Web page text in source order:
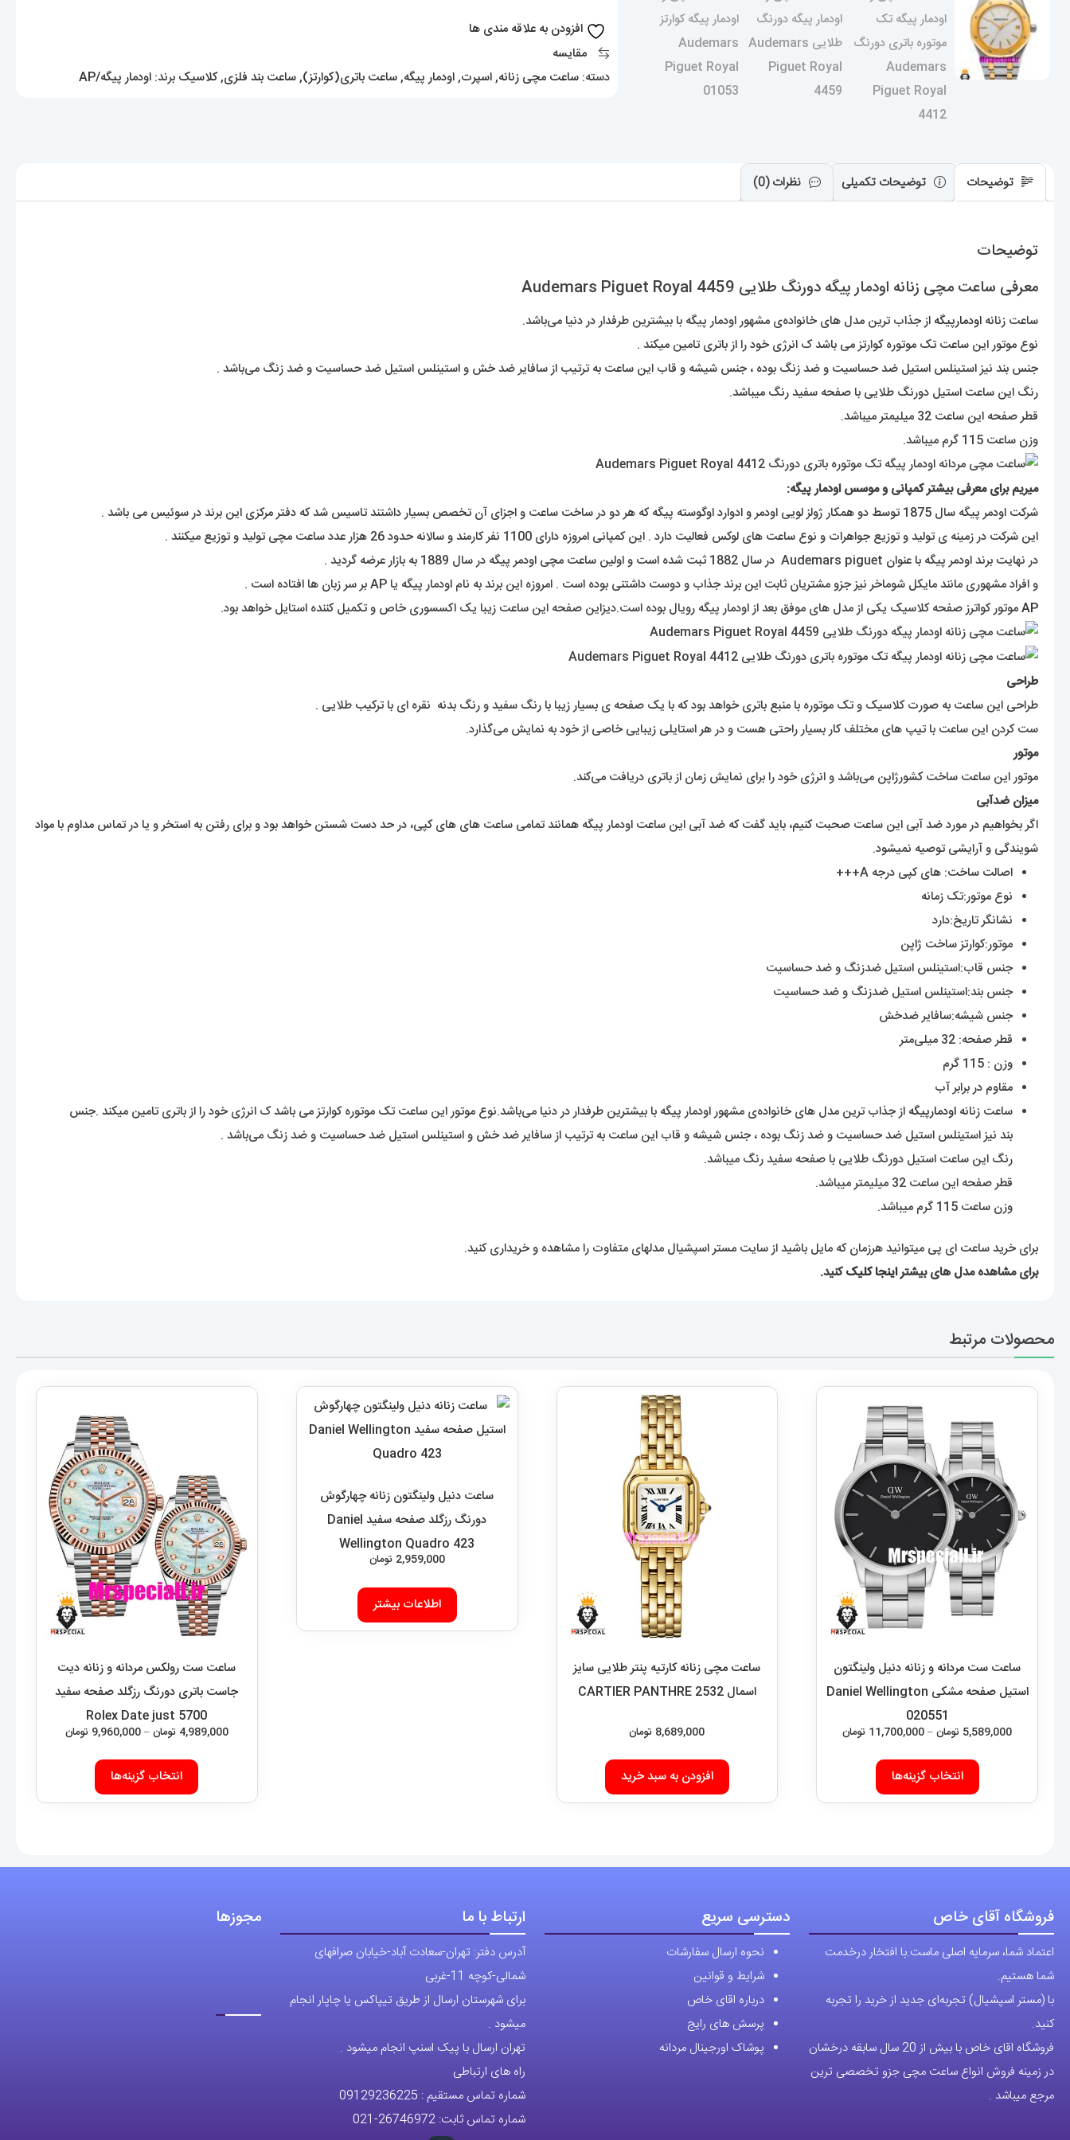
طلایی
Audemars
افزودن به علاقه مندی ها
مقایسه
دسته: ساعت مچی زنانه,اسپرت,اودمار پیگه,ساعت باتری(کوارتز),ساعت بند فلزی,کلاسیک برند: اودمار پیگه/AP
توضیحات توضیحات تکمیلی نظرات (0)
توضیحات
معرفی ساعت مچی زنانه اودمار پیگه دورنگ طلایی Audemars Piguet Royal 4459
ساعت زنانه اودمارپیگه از جذاب ترین مدل های خانواده‌ی مشهور اودمار پیگه با بیشترین طرفدار در دنیا می‌باشد.
نوع موتور این ساعت تک موتوره کوارتز می باشد ک انرژی خود را از باتری تامین میکند .
جنس بند نیز استینلس استیل ضد حساسیت و ضد زنگ بوده ، جنس شیشه و قاب این ساعت به ترتیب از سافایر ضد خش و استینلس استیل ضد حساسیت و ضد زنگ می‌باشد .
رنگ این ساعت استیل دورنگ طلایی با صفحه سفید رنگ میباشد.
قطر صفحه این ساعت 32 میلیمتر میباشد.
وزن ساعت 115 گرم میباشد.
میریم برای معرفی بیشتر کمپانی و موسس اودمار پیگه:
شرکت اودمر پیگه سال 1875 توسط دو همکار ژولز لویی اودمر و ادوارد اوگوسته پیگه که هر دو در ساخت ساعت و اجزای آن تخصص بسیار داشتند تاسیس شد که دفتر مرکزی این برند در سوئیس می باشد .
این شرکت در زمینه ی تولید و توزیع جواهرات و نوع ساعت های لوکس فعالیت دارد . این کمپانی امروزه دارای 1100 نفر کارمند و سالانه حدود 26 هزار عدد ساعت مچی تولید و توزیع میکنند .
در نهایت برند اودمر پیگه با عنوان Audemars piguet در سال 1882 ثبت شده است و اولین ساعت مچی اودمر پیگه در سال 1889 به بازار عرضه گردید .
و افراد مشهوری مانند مایکل شوماخر نیز جزو مشتریان ثابت این برند جذاب و دوست داشتنی بوده است . امروزه این برند به نام اودمار پیگه یا AP بر سر زبان ها افتاده است .
APموتور کواترز صفحه کلاسیک یکی از مدل های موفق بعد از اودمار پیگه رویال بوده است.دیزاین صفحه این ساعت زیبا یک اکسسوری خاص و تکمیل کننده استایل خواهد بود.
طراحی
طراحی این ساعت به صورت کلاسیک و تک موتوره با منبع باتری خواهد بود که با یک صفحه ی بسیار زیبا با رنگ سفید و رنگ بدنه نقره ای با ترکیب طلایی .
ست کردن این ساعت با تیپ های مختلف کار بسیار راحتی هست و در هر استایلی زیبایی خاصی از خود به نمایش می‌گذارد.
موتور
موتور این ساعت ساخت کشورژاپن می‌باشد و انرژی خود را برای نمایش زمان از باتری دریافت می‌کند.
میزان ضدآبی
اگر بخواهیم در مورد ضد آبی این ساعت صحبت کنیم، باید گفت که ضد آبی این ساعت اودمار پیگه همانند تمامی ساعت های های کپی، در حد دست شستن خواهد بود و برای رفتن به استخر و یا در تماس مداوم با مواد
شویندگی و آرایشی توصیه نمیشود.
اصالت ساخت: های کپی درجه A+++
نوع موتور:تک زمانه
نشانگر تاریخ:دارد
موتور:کوارتز ساخت ژاپن
جنس قاب:استینلس استیل ضدزنگ و ضد حساسیت
جنس بند:استینلس استیل ضدزنگ و ضد حساسیت
جنس شیشه:سافایر ضدخش
قطر صفحه: 32 میلی‌متر
وزن : 115 گرم
مقاوم در برابر آب
ساعت زنانه اودمارپیگه از جذاب ترین مدل های خانواده‌ی مشهور اودمار پیگه با بیشترین طرفدار در دنیا می‌باشد.نوع موتور این ساعت تک موتوره کوارتز می باشد ک انرژی خود را از باتری تامین میکند .جنس
بند نیز استینلس استیل ضد حساسیت و ضد زنگ بوده ، جنس شیشه و قاب این ساعت به ترتیب از سافایر ضد خش و استینلس استیل ضد حساسیت و ضد زنگ می‌باشد .
رنگ این ساعت استیل دورنگ طلایی با صفحه سفید رنگ میباشد.
قطر صفحه این ساعت 32 میلیمتر میباشد.
وزن ساعت 115 گرم میباشد.
برای خرید ساعت ای پی میتوانید هرزمان که مایل باشید از سایت مستر اسپشیال مدلهای متفاوت را مشاهده و خریداری کنید.
برای مشاهده مدل های بیشتراینجا کلیککنید.
محصولات مرتبط
ساعت ست مردانه و زنانه دنیل ولینگتون
استیل صفحه مشکی Daniel Wellington
020551
5,589,000 تومان–
11,700,000 تومانمحدوده
انتخاب گزینه‌ها
محصول
دارای
ها
است
صفحه
محصول
ساعت مچی زنانه کارتیه پنتر طلایی سایز
اسمال CARTIER PANTHRE 2532
8,689,000 تومان
افزودن به سبد خرید
ساعت دنیل ولینگتون زنانه چهارگوش
دورنگ رزگلد صفحه سفید Daniel
Wellington Quadro 423
2,959,000 تومان
اطلاعات بیشتر
ساعت ست رولکس مردانه و زنانه دیت
جاست باتری دورنگ رزگلد صفحه سفید
5700 Rolex Date just
4,989,000 تومان–
9,960,000 تومانمحدوده
انتخاب گزینه‌ها
این
محصول
دارای
فروشگاه آقای خاص
اعتماد شما، سرمایه اصلی ماست.با افتخار درخدمت
شما هستیم.
با (مستر اسپشیال) تجربه‌ای جدید از خرید را تجربه
کنید.
فروشگاه اقای خاص با بیش از 20 سال سابقه درخشان
در زمینه فروش انواع ساعت مچی جزو تخصصی ترین
مرجع میباشد .
دسترسی سریع
نحوه ارسال سفارشات
شرایط و قوانین
درباره اقای خاص
پرسش های رایج
پوشاک اورجینال مردانه
ارتباط با ما
آدرس دفتر: تهران-سعادت آباد-خیابان صرافهای
شمالی-کوچه 11-غربی
برای شهرستان ارسال از طریق تیپاکس یا چاپار انجام
میشود .
تهران ارسال با پیک اسنپ انجام میشود .
راه های ارتباطی
شماره تماس مستقیم : 09129236225
شماره تماس ثابت: 26746972
-021
مجوزها